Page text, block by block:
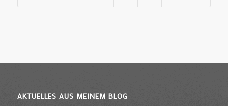
AKTUELLES AUS MEINEM BLOG